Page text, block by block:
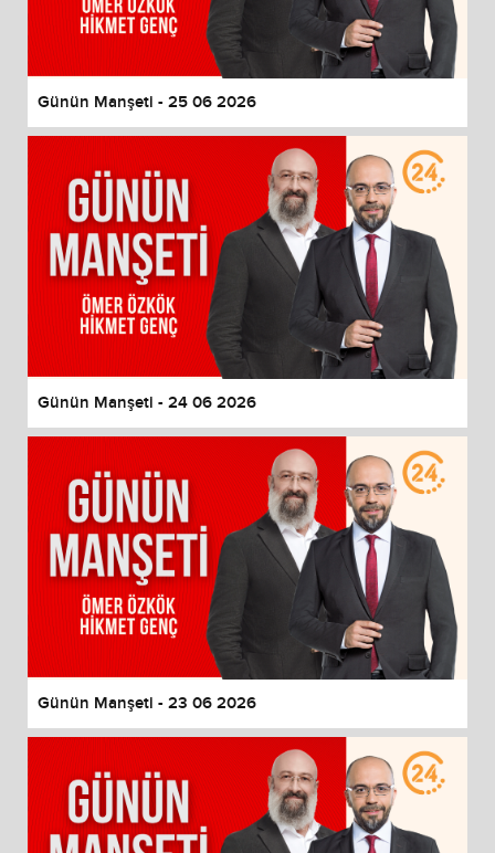
Günün Manşeti - 25 06 2026
Günün Manşeti - 24 06 2026
Günün Manşeti - 23 06 2026